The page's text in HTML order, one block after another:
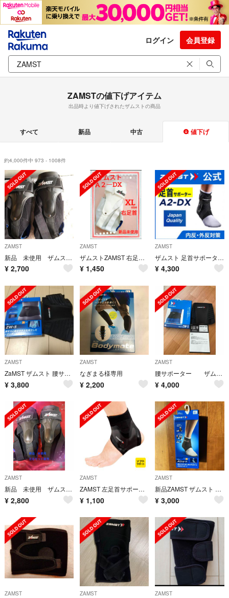
ログイン 会員登録
ZAMSTの値下げアイテム
出品時より値下げされたザムストの商品
すべて 新品 中古 値下げ
約4,000件中 973 - 1008件
ZAMST
新品 未使用 ザムスト足首サポーター 左用2セット A2-DX スポーツ用品
¥ 2,700
ZAMST
ザムストZAMST 右足首用 XLsize A2−DX 捻挫保護サポート抜群
¥ 1,450
ZAMST
ザムスト 足首サポーター A2-DX 左S ZAMST
¥ 4,300
ZAMST
ZaMST ザムスト 腰サポーター ZW-5 SSサイズ
¥ 3,800
ZAMST
なぎまる様専用
¥ 2,200
ZAMST
腰サポーター ザムストZW-5 SSサイズ
¥ 4,000
ZAMST
新品 未使用 ザムスト 足首用サポーター A2-DX 左右 XLサイズ
¥ 2,800
ZAMST
ZAMST 左足首サポーター
¥ 1,100
ZAMST
新品ZAMST ザムスト 足首サポーター(左L) A1ショート ミドルサポート
¥ 3,000
ZAMST ZAMST ZAMST